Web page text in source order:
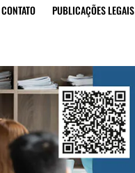
CONTATO PUBLICAÇÕES LEGAIS